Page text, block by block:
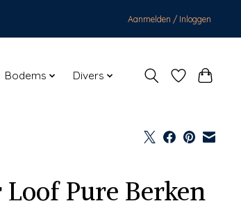
Aanmelden / Inloggen
Bodems Divers
Loof Pure Berken